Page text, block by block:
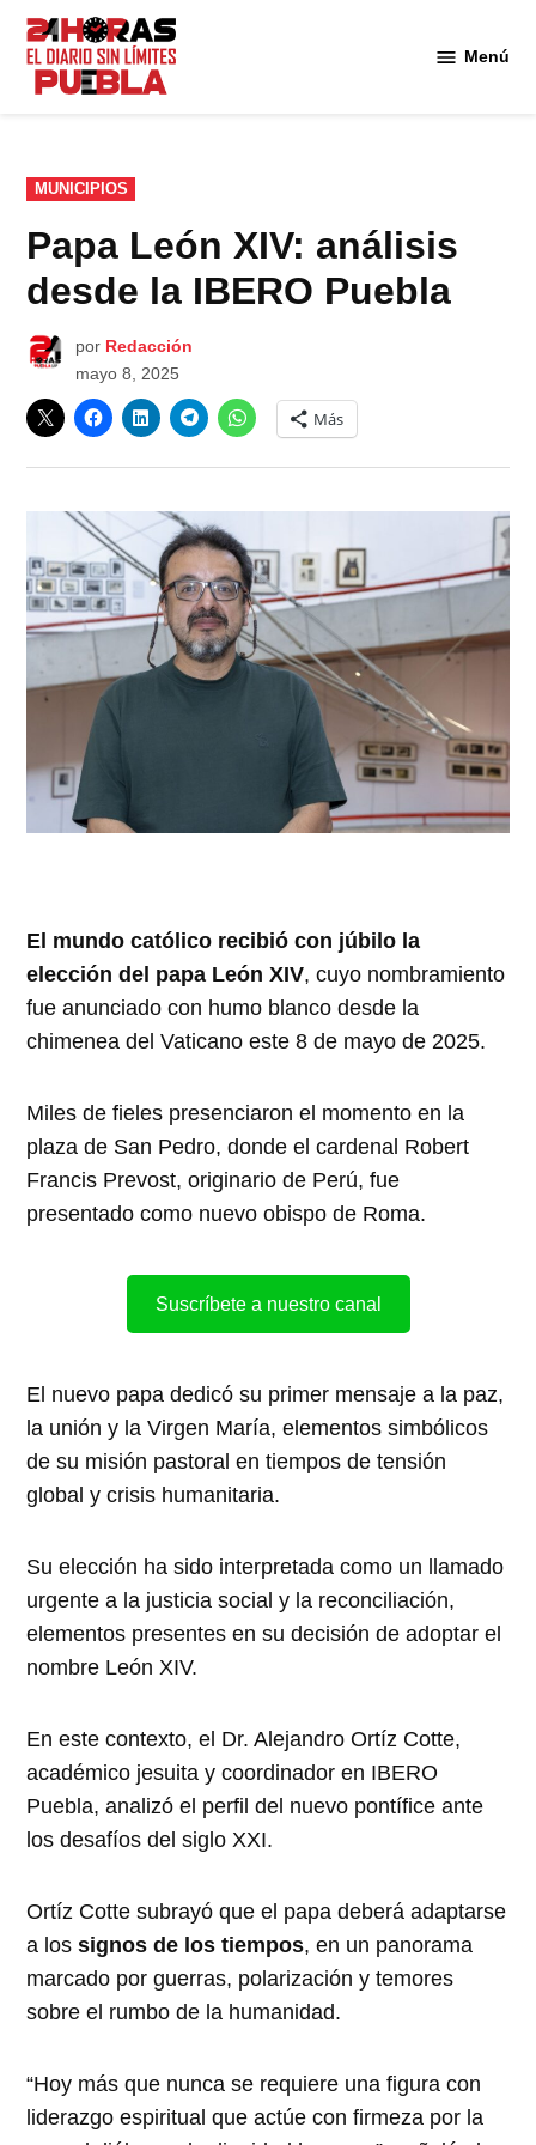
Saltar
contenido
Menú
PUBLICADO
EN
MUNICIPIOS
Papa León XIV: análisis
desde la IBERO Puebla
por Redacción
mayo 8, 2025
Más
El mundo católico recibió con júbilo la
elección del papa León XIV, cuyo nombramiento
fue anunciado con humo blanco desde la
chimenea del Vaticano este 8 de mayo de 2025.
Miles de fieles presenciaron el momento en la
plaza de San Pedro, donde el cardenal Robert
Francis Prevost, originario de Perú, fue
presentado como nuevo obispo de Roma.
Suscríbete a nuestro canal
El nuevo papa dedicó su primer mensaje a la paz,
la unión y la Virgen María, elementos simbólicos
de su misión pastoral en tiempos de tensión
global y crisis humanitaria.
Su elección ha sido interpretada como un llamado
urgente a la justicia social y la reconciliación,
elementos presentes en su decisión de adoptar el
nombre León XIV.
En este contexto, el Dr. Alejandro Ortíz Cotte,
académico jesuita y coordinador en IBERO
Puebla, analizó el perfil del nuevo pontífice ante
los desafíos del siglo XXI.
Ortíz Cotte subrayó que el papa deberá adaptarse
a lossignos de los tiempos, en un panorama
marcado por guerras, polarización y temores
sobre el rumbo de la humanidad.
“Hoy más que nunca se requiere una figura con
liderazgo espiritual que actúe con firmeza por la